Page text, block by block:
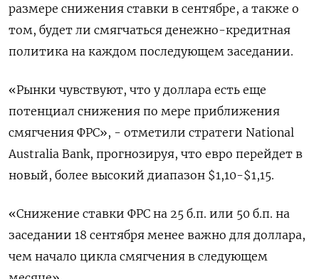
размере снижения ставки в сентябре, а также о
том, будет ли смягчаться денежно-кредитная
политика на каждом последующем заседании.
«Рынки чувствуют, что у доллара есть еще
потенциал снижения по мере приближения
смягчения ФРС», - отметили стратеги National
Australia Bank, прогнозируя, что евро перейдет в
новый, более высокий диапазон $1,10-$1,15.
«Снижение ставки ФРС на 25 б.п. или 50 б.п. на
заседании 18 сентября менее важно для доллара,
чем начало цикла смягчения в следующем